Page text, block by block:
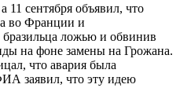
11 сентября объявил, что
во Франции и
бразильца ложью и обвинив
на фоне замены на Грожана.
что авария была
заявил, что эту идею